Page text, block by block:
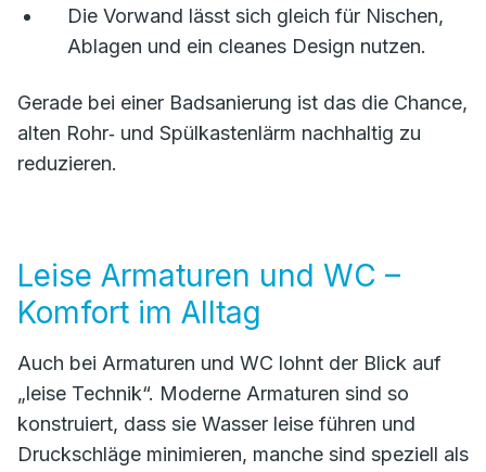
Die Vorwand lässt sich gleich für Nischen,
Ablagen und ein cleanes Design nutzen.
Gerade bei einer Badsanierung ist das die Chance,
alten Rohr‑ und Spülkastenlärm nachhaltig zu
reduzieren.
Leise Armaturen und WC –
Komfort im Alltag
Auch bei Armaturen und WC lohnt der Blick auf
„leise Technik“. Moderne Armaturen sind so
konstruiert, dass sie Wasser leise führen und
Druckschläge minimieren, manche sind speziell als